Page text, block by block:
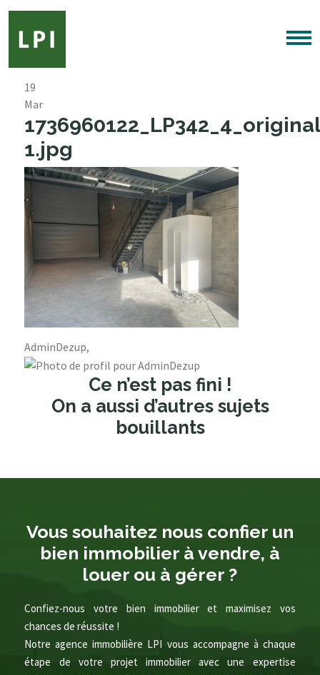
19
Mar
1.jpg
AdminDezup,
Ce n’est pas fini !
On a aussi d’autres sujets
bouillants
Vous souhaitez nous confier un
bien immobilier à vendre, à
louer ou à gérer ?
Confiez-nous votre bien immobilier et maximisez vos
chances de réussite !
Notre agence immobilière LPI vous accompagne à chaque
étape de votre projet immobilier avec une expertise